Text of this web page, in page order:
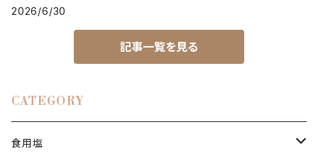
2026/6/30
記事一覧を見る
CATEGORY
食用塩